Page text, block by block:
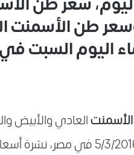
طن الأسمنت
السبت في مصر 5/
العادي والأبيض
تحديث أسعار الأسمنت اليوم 5/3/